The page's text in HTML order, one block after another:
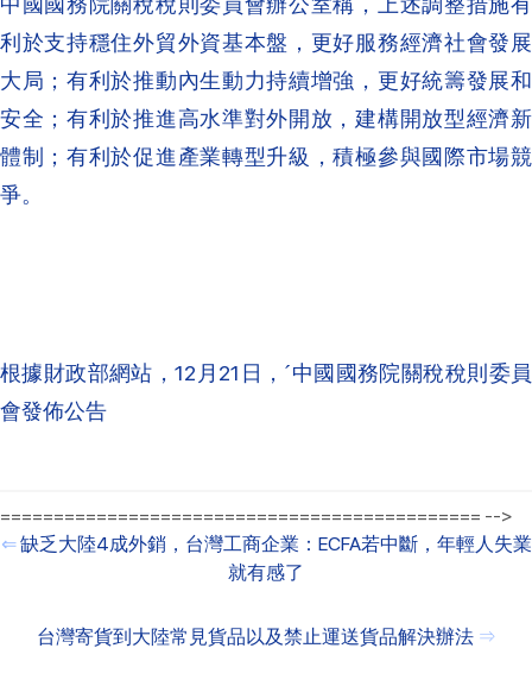
利於支持穩住外貿外資基本盤，更好服務經濟社會發展
大局；有利於推動內生動力持續增強，更好統籌發展和
安全；有利於推進高水準對外開放，建構開放型經濟新
體制；有利於促進產業轉型升級，積極參與國際市場競
爭。
根據財政部網站，12月21日，ˊ中國國務院關稅稅則委員
會發佈公告
============================================= -->
⇐缺乏大陸4成外銷，台灣工商企業：ECFA若中斷，年輕人失業
就有感了
台灣寄貨到大陸常見貨品以及禁止運送貨品解決辦法⇒